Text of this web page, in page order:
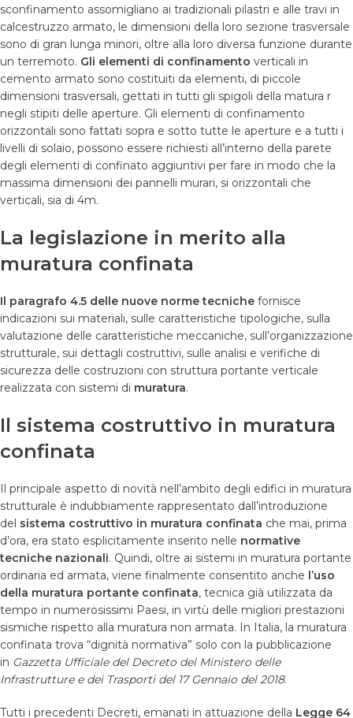
sconfinamento assomigliano ai tradizionali pilastri e alle travi in
calcestruzzo armato, le dimensioni della loro sezione trasversale
sono di gran lunga minori, oltre alla loro diversa funzione durante
un terremoto. Gli elementi di confinamento verticali in
cemento armato sono costituiti da elementi, di piccole
dimensioni trasversali, gettati in tutti gli spigoli della matura r
negli stipiti delle aperture. Gli elementi di confinamento
orizzontali sono fattati sopra e sotto tutte le aperture e a tutti i
livelli di solaio, possono essere richiesti all’interno della parete
degli elementi di confinato aggiuntivi per fare in modo che la
massima dimensioni dei pannelli murari, si orizzontali che
verticali, sia di 4m.
La legislazione in merito alla
muratura confinata
Il paragrafo 4.5 delle nuove norme tecniche fornisce
indicazioni sui materiali, sulle caratteristiche tipologiche, sulla
valutazione delle caratteristiche meccaniche, sull’organizzazione
strutturale, sui dettagli costruttivi, sulle analisi e verifiche di
sicurezza delle costruzioni con struttura portante verticale
realizzata con sistemi di muratura.
Il sistema costruttivo in muratura
confinata
Il principale aspetto di novità nell’ambito degli edifici in muratura
strutturale è indubbiamente rappresentato dall’introduzione
del sistema costruttivo in muratura confinata che mai, prima
d’ora, era stato esplicitamente inserito nelle normative
tecniche nazionali. Quindi, oltre ai sistemi in muratura portante
ordinaria ed armata, viene finalmente consentito anche l’uso
della muratura portante confinata, tecnica già utilizzata da
tempo in numerosissimi Paesi, in virtù delle migliori prestazioni
sismiche rispetto alla muratura non armata. In Italia, la muratura
confinata trova “dignità normativa” solo con la pubblicazione
in Gazzetta Ufficiale del Decreto del Ministero delle
Infrastrutture e dei Trasporti del 17 Gennaio del2018.
Tutti i precedenti Decreti, emanati in attuazione della Legge 64